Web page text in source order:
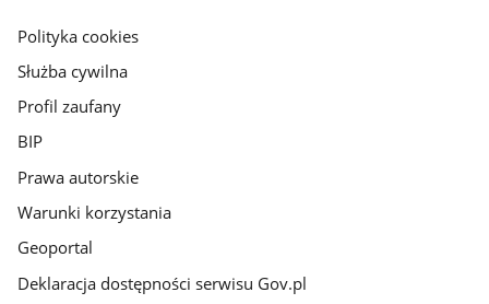
gov.pl
Polityka cookies
Służba cywilna
Profil zaufany
BIP
Prawa autorskie
Warunki korzystania
Geoportal
Deklaracja dostępności serwisu Gov.pl